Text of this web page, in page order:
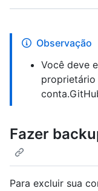
Observação
Você deve
proprietário
Fazer
Para excluir sua